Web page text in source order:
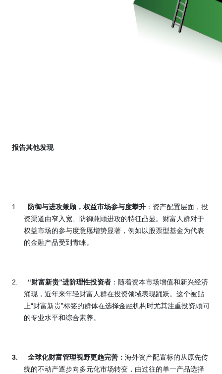
报告其他发现
1. 防御与进攻兼顾，权益市场参与度攀升 ：资产配置层面，投
资渠道由窄入宽、防御兼顾进攻的特征凸显。财富人群对于
权益市场的参与度意愿增势显著，例如以股票型基金为代表
的金融产品受到青睐。
2. “财富新贵”进阶理性投资者 ：随着资本市场增值和新兴经济
涌现，近年来年轻财富人群在投资领域表现踊跃。这个被贴
上“财富新贵”标签的群体在选择金融机构时尤其注重投资顾问
的专业水平和综合素养。
3. 全球化财富管理视野更趋完善 ： 海外资产配置标的从原先传
统的不动产逐步向多元化市场转变，由过往的单一产品选择